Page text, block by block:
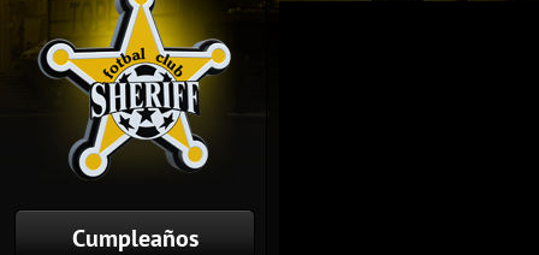
Cumpleaños